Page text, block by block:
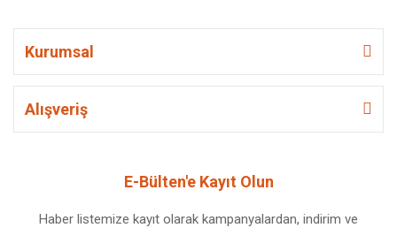
Kurumsal
Alışveriş
E-Bülten'e Kayıt Olun
Haber listemize kayıt olarak kampanyalardan, indirim ve